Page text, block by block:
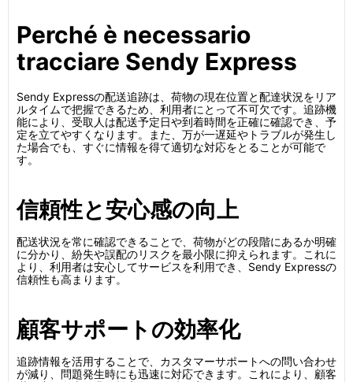
Perché è necessario
tracciare Sendy Express
Sendy Expressの配送追跡は、荷物の現在位置と配達状況をリア
ルタイムで把握できるため、利用者にとって不可欠です。追跡機
能により、受取人は配送予定日や到着時間を正確に確認でき、予
定を立てやすくなります。また、万が一遅延やトラブルが発生し
た場合でも、すぐに情報を得て適切な対応をとることが可能で
す。
信頼性と安心感の向上
配送状況を常に確認できることで、荷物がどの段階にあるか明確
に分かり、紛失や誤配のリスクを最小限に抑えられます。これに
より、利用者は安心してサービスを利用でき、Sendy Expressの
信頼性も高まります。
顧客サポートの効率化
追跡情報を活用することで、カスタマーサポートへの問い合わせ
が減り、問題発生時にも迅速に対応できます。これにより、顧客